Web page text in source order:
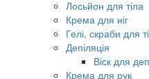
Лосьйон для тіла
Крема для ніг
Гелі, скраби для
Депіляція
Віск для
Крема для рук